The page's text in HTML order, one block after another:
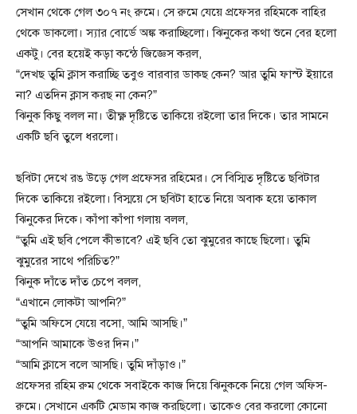
সেখান থেকে গেল ৩০৭ নং রুমে। সে রুমে যেয়ে প্রফেসর রহিমকে বাহির
থেকে ডাকলো। স্যার বোর্ডে অঙ্ক করাচ্ছিলো। ঝিনুকের কথা শুনে বের হলো
একটু। বের হয়েই কড়া কন্ঠে জিজ্ঞেস করল,
“দেখছ তুমি ক্লাস করাচ্ছি তবুও বারবার ডাকছ কেন? আর তুমি ফাস্ট ইয়ারে
না? এতদিন ক্লাস করছ না কেন?”
ঝিনুক কিছু বলল না। তীক্ষ্ণ দৃষ্টিতে তাকিয়ে রইলো তার দিকে। তার সামনে
একটি ছবি তুলে ধরলো।
ছবিটা দেখে রঙ উড়ে গেল প্রফেসর রহিমের। সে বিস্মিত দৃষ্টিতে ছবিটার
দিকে তাকিয়ে রইলো। বিস্ময়ে সে ছবিটা হাতে নিয়ে অবাক হয়ে তাকাল
ঝিনুকের দিকে। কাঁপা কাঁপা গলায় বলল,
“তুমি এই ছবি পেলে কীভাবে? এই ছবি তো ঝুমুরের কাছে ছিলো। তুমি
ঝুমুরের সাথে পরিচিত?”
ঝিনুক দাঁতে দাঁত চেপে বলল,
“এখানে লোকটা আপনি?”
“তুমি অফিসে যেয়ে বসো, আমি আসছি।”
“আপনি আমাকে উওর দিন।”
“আমি ক্লাসে বলে আসছি। তুমি দাঁড়াও।”
প্রফেসর রহিম রুম থেকে সবাইকে কাজ দিয়ে ঝিনুককে নিয়ে গেল অফিস-
রুমে। সেখানে একটি মেডাম কাজ করছিলো। তাকেও বের করলো কোনো